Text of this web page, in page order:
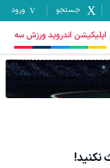
جستجو ورود
اپلیکیشن اندروید ورزش سه
نکنید!